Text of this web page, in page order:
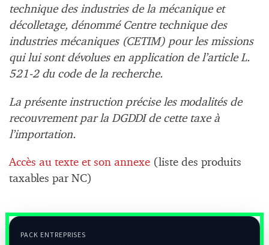
technique des industries de la mécanique et
décolletage, dénommé Centre technique des
industries mécaniques (CETIM) pour les missions
qui lui sont dévolues en application de l’article L.
521-2 du code de la recherche.
La présente instruction précise les modalités de
recouvrement par la DGDDI de cette taxe à
l’importation.
Accès au texte et son annexe (liste des produits
taxables par NC)
PACK ENTREPRISES